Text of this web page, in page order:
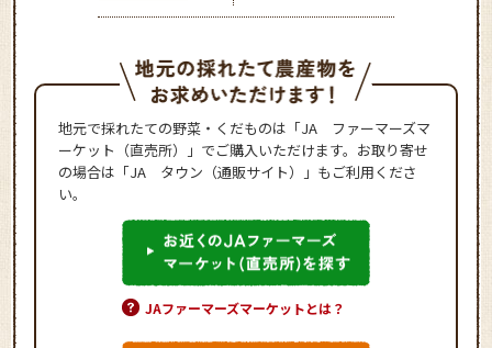
地元で採れたての野菜・くだものは「JA ファーマーズマ
ーケット（直売所）」でご購入いただけます。お取り寄せ
の場合は「JA タウン（通販サイト）」もご利用くださ
い。
JAファーマーズマーケットとは？